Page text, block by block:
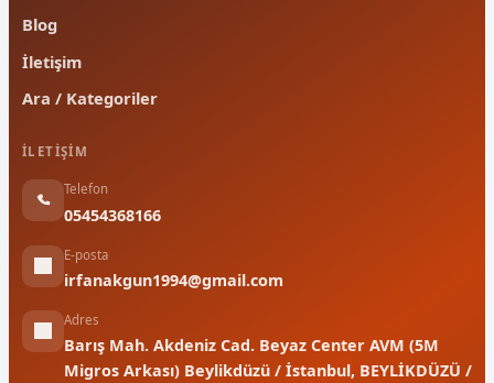
Blog
İletişim
Ara / Kategoriler
İLETIŞIM
Telefon
05454368166
E-posta
irfanakgun1994@gmail.com
Adres
Barış Mah. Akdeniz Cad. Beyaz Center AVM (5M
Migros Arkası) Beylikdüzü / İstanbul, BEYLİKDÜZÜ /